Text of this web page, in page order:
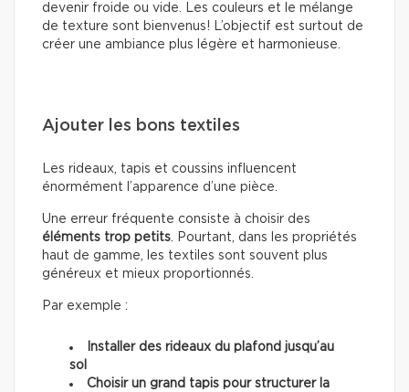
devenir froide ou vide. Les couleurs et le mélange
de texture sont bienvenus! L’objectif est surtout de
créer une ambiance plus légère et harmonieuse.
Ajouter les bons textiles
Les rideaux, tapis et coussins influencent
énormément l’apparence d’une pièce.
Une erreur fréquente consiste à choisir des
éléments trop petits. Pourtant, dans les propriétés
haut de gamme, les textiles sont souvent plus
généreux et mieux proportionnés.
Par exemple :
Installer des rideaux du plafond jusqu’au
sol
Choisir un grand tapis pour structurer la